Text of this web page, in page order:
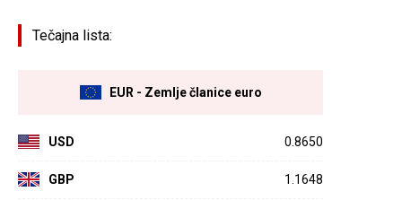
Tečajna lista:
EUR - Zemlje članice euro
USD 0.8650
GBP 1.1648